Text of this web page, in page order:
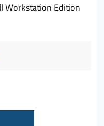
Workstation Edition